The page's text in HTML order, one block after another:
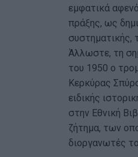
εμφατικά
πράξης, ως
συστηματικής,
Άλλωστε, τη
του 1950 ο
Κερκύρας
ειδικής
στην Εθνική
ζήτημα, των
διοργανωτές